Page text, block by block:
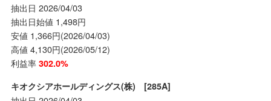
抽出日 2026/04/03
抽出日始値 1,498円
安値 1,366円(2026/04/03)
高値 4,130円(2026/05/12)
利益率 302.0%
キオクシアホールディングス(株) [285A]